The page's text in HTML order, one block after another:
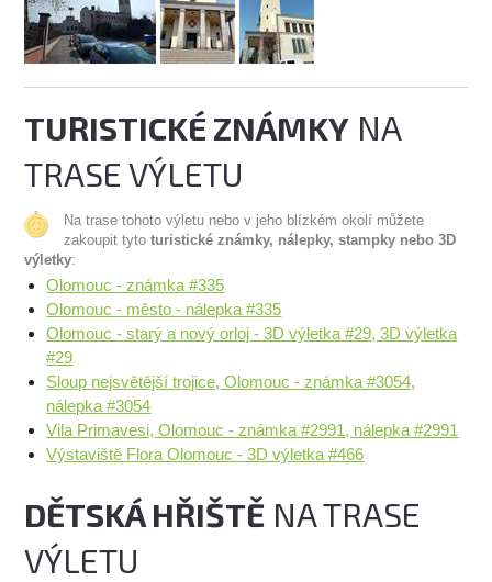
TURISTICKÉ ZNÁMKY NA
TRASE VÝLETU
Na trase tohoto výletu nebo v jeho blízkém okolí můžete
zakoupit tytoturistické známky, nálepky, stampky nebo 3D
výletky:
Olomouc - známka #335
Olomouc - město - nálepka #335
Olomouc - starý a nový orloj - 3D výletka #29, 3D výletka
#29
Sloup nejsvětější trojice, Olomouc - známka #3054,
nálepka #3054
Vila Primavesi, Olomouc - známka #2991, nálepka #2991
Výstaviště Flora Olomouc - 3D výletka #466
DĚTSKÁ HŘIŠTĚ NA TRASE
VÝLETU